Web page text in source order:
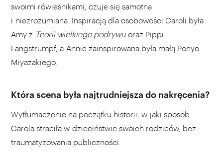
swoimi rówieśnikami, czuje się samotna
i niezrozumiana. Inspiracją dla osobowości Caroli była
Amy z Teorii wielkiego podrywuoraz Pippi
Langstrumpf, a Annie zainspirowana była małą Ponyo
Miyazakiego.
Która scena była najtrudniejsza do nakręcenia?
Wytłumaczenie na początku historii, w jaki sposób
Carola straciła w dzieciństwie swoich rodziców, bez
traumatyzowania publiczności.